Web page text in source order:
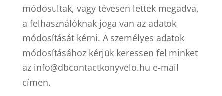
módosultak, vagy tévesen lettek megadva,
a felhasználóknak joga van az adatok
módosítását kérni. A személyes adatok
módosításához kérjük keressen fel minket
az info@dbcontactkonyvelo.hu e-mail
címen.